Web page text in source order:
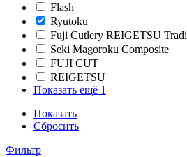
Flash
Ryutoku
Fuji Cutlery REIGETSU
Seki Magoroku Composite
FUJI CUT
REIGETSU
Показать ещё 1
Показать
Сбросить
Фильтр